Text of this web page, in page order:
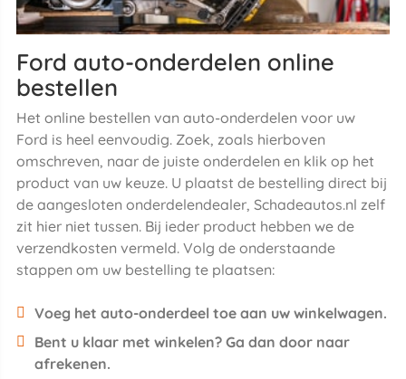
Ford auto-onderdelen online
bestellen
Het online bestellen van auto-onderdelen voor uw
Ford is heel eenvoudig. Zoek, zoals hierboven
omschreven, naar de juiste onderdelen en klik op het
product van uw keuze. U plaatst de bestelling direct bij
de aangesloten onderdelendealer, Schadeautos.nl zelf
zit hier niet tussen. Bij ieder product hebben we de
verzendkosten vermeld. Volg de onderstaande
stappen om uw bestelling te plaatsen:
Voeg het auto-onderdeel toe aan uw winkelwagen.
Bent u klaar met winkelen? Ga dan door naar
afrekenen.